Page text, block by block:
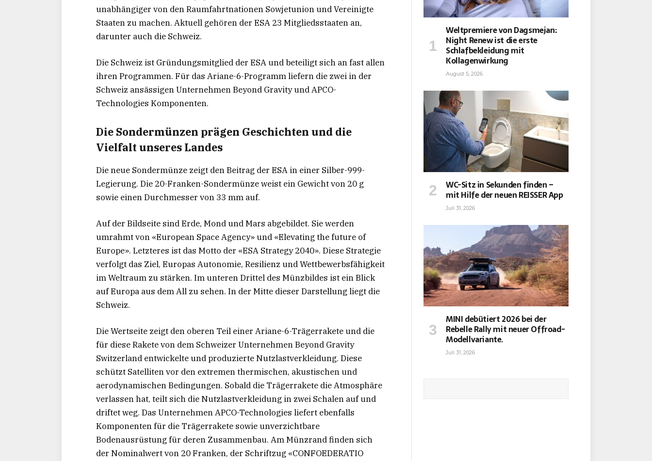
unabhängiger von den Raumfahrtnationen Sowjetunion und Vereinigte
Staaten zu machen. Aktuell gehören der ESA 23 Mitgliedsstaaten an,
darunter auch die Schweiz.
Die Schweiz ist Gründungsmitglied der ESA und beteiligt sich an fast allen
ihren Programmen. Für das Ariane-6-Programm liefern die zwei in der
Schweiz ansässigen Unternehmen Beyond Gravity und APCO-
Technologies Komponenten.
Die Sondermünzen prägen Geschichten und die
Vielfalt unseres Landes
Die neue Sondermünze zeigt den Beitrag der ESA in einer Silber-999-
Legierung. Die 20-Franken-Sondermünze weist ein Gewicht von 20 g
sowie einen Durchmesser von 33 mm auf.
Auf der Bildseite sind Erde, Mond und Mars abgebildet. Sie werden
umrahmt von «European Space Agency» und «Elevating the future of
Europe». Letzteres ist das Motto der «ESA Strategy 2040». Diese Strategie
verfolgt das Ziel, Europas Autonomie, Resilienz und Wettbewerbsfähigkeit
im Weltraum zu stärken. Im unteren Drittel des Münzbildes ist ein Blick
auf Europa aus dem All zu sehen. In der Mitte dieser Darstellung liegt die
Schweiz.
Die Wertseite zeigt den oberen Teil einer Ariane-6-Trägerrakete und die
für diese Rakete von dem Schweizer Unternehmen Beyond Gravity
Switzerland entwickelte und produzierte Nutzlastverkleidung. Diese
schützt Satelliten vor den extremen thermischen, akustischen und
aerodynamischen Bedingungen. Sobald die Trägerrakete die Atmosphäre
verlassen hat, teilt sich die Nutzlastverkleidung in zwei Schalen auf und
driftet weg. Das Unternehmen APCO-Technologies liefert ebenfalls
Komponenten für die Trägerrakete sowie unverzichtbare
Bodenausrüstung für deren Zusammenbau. Am Münzrand finden sich
der Nominalwert von 20 Franken, der Schriftzug «CONFOEDERATIO
Weltpremiere von Dagsmejan:
Night Renew ist die erste
Schlafbekleidung mit
Kollagenwirkung
August 5, 2026
WC-Sitz in Sekunden finden –
mit Hilfe der neuen REISSER App
Juli 31, 2026
MINI debütiert 2026 bei der
Rebelle Rally mit neuer Offroad-
Modellvariante.
Juli 31, 2026